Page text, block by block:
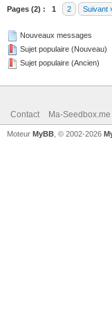
Pages (2) : 1 2 Suivant
Nouveaux messages
Sujet populaire (Nouveau)
Sujet populaire (Ancien)
Contact Ma-
Moteur MyBB , © 2002-2026